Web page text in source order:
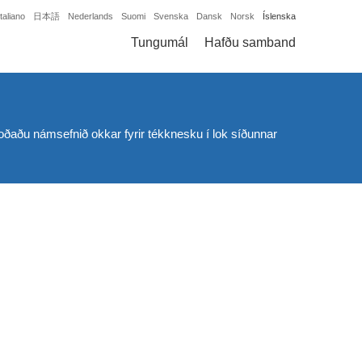
日本語 Nederlands Suomi Svenska Dansk Norsk Íslenska
Tungumál Hafðu samband
námsefnið okkar fyrir tékknesku í lok síðunnar